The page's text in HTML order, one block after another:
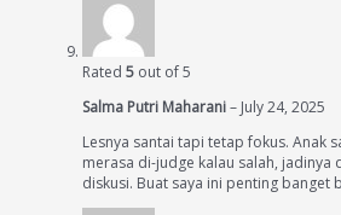
Rated 5 out of 5
Salma Putri Maharani– July 24, 2025
Lesnya santai tapi tetap fokus. Anak
merasa di-judge kalau salah, jadinya
diskusi. Buat saya ini penting banget